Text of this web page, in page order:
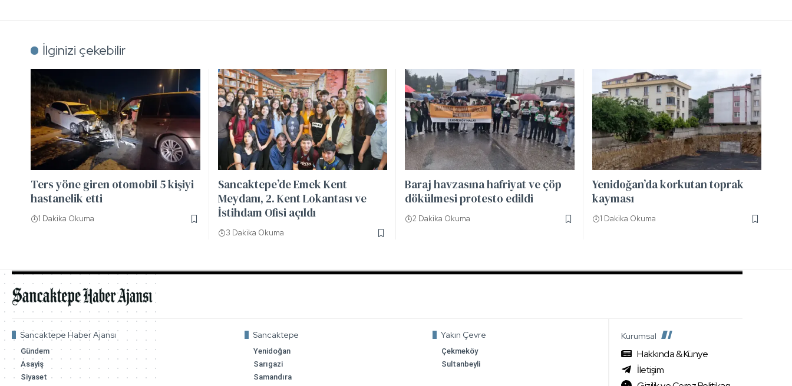
İlginizi çekebilir
Ters yöne giren otomobil 5 kişiyi
hastanelik etti
1 Dakika Okuma
Sancaktepe’de Emek Kent
Meydanı, 2. Kent Lokantası ve
İstihdam Ofisi açıldı
3 Dakika Okuma
Baraj havzasına hafriyat ve çöp
dökülmesi protesto edildi
2 Dakika Okuma
Yenidoğan’da korkutan toprak
kayması
1 Dakika Okuma
Sancaktepe Haber Ajansı
Gündem
Asayiş
Siyaset
Sancaktepe
Yenidoğan
Sarıgazi
Samandıra
Yakın Çevre
Çekmeköy
Sultanbeyli
Kurumsal
Hakkında & Künye
İletişim